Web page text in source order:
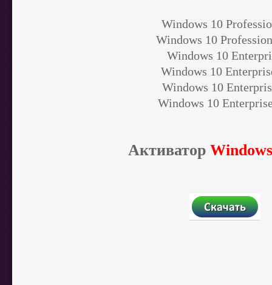
Windows 10
Windows 10
Windows 10
Windows 10
Windows 10
Windows 10
Активатор